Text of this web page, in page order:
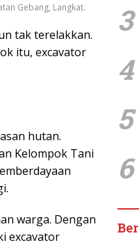
Gebang, Langkat.
tak terelakkan.
itu, excavator
hutan.
Kelompok Tani
warga. Dengan
excavator
3
4
5
6